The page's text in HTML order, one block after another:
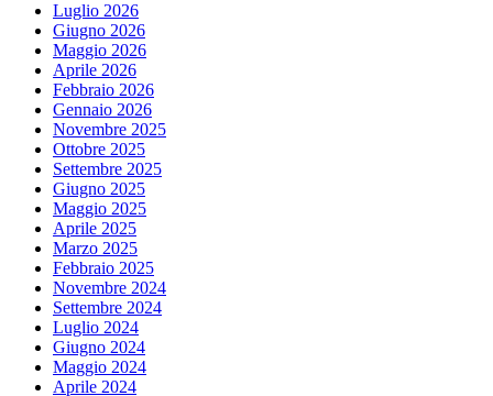
Luglio 2026
Giugno 2026
Maggio 2026
Aprile 2026
Febbraio 2026
Gennaio 2026
Novembre 2025
Ottobre 2025
Settembre 2025
Giugno 2025
Maggio 2025
Aprile 2025
Marzo 2025
Febbraio 2025
Novembre 2024
Settembre 2024
Luglio 2024
Giugno 2024
Maggio 2024
Aprile 2024